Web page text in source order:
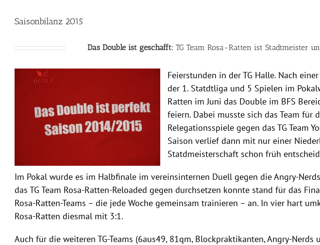
Saisonbilanz 2015
Das Double ist geschafft: TG Team Rosa-Ratten ist Stadtmeister
Feierstunden in der TG Halle. Nach
der 1. Statdtliga und 5 Spielen im
Ratten im Juni das Double im BFS
feiern. Dabei musste sich das Team für
Relegationsspiele gegen das TG Team
Saison verlief dann mit nur einer
Statdmeisterschaft schon früh
Im Pokal wurde es im Halbfinale im vereinsinternen Duell gegen die Angry-
das TG Team Rosa-Ratten-Reloaded gegen durchsetzen konnte stand für das
Rosa-Ratten-Teams – die jede Woche gemeinsam trainieren – an. In vier hart
Rosa-Ratten diesmal mit 3:1.
Auch für die weiteren TG-Teams (6aus49, 81qm, Blockpraktikanten, Angry-Nerds